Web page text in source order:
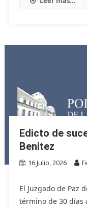
Edicto de
Benitez
16 Julio, 2026
El Juzgado de Paz
término de 30 días